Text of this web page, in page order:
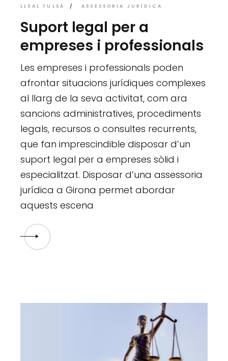
LLEAL TULSÀ ASSESSORIA JURÍDICA
Suport legal per a
empreses i professionals
Les empreses i professionals poden
afrontar situacions jurídiques complexes
al llarg de la seva activitat, com ara
sancions administratives, procediments
legals, recursos o consultes recurrents,
que fan imprescindible disposar d’un
suport legal per a empreses sòlid i
especialitzat. Disposar d’una assessoria
jurídica a Girona permet abordar
aquests escena